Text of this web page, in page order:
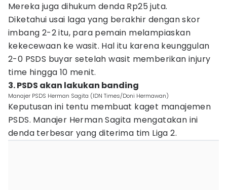
Mereka juga dihukum denda Rp25 juta.
Diketahui usai laga yang berakhir dengan skor
imbang 2-2 itu, para pemain melampiaskan
kekecewaan ke wasit. Hal itu karena keunggulan
2-0 PSDS buyar setelah wasit memberikan injury
time hingga 10 menit.
3. PSDS akan lakukan banding
Manajer PSDS Herman Sagita (IDN Times/Doni Hermawan)
Keputusan ini tentu membuat kaget manajemen
PSDS. Manajer Herman Sagita mengatakan ini
denda terbesar yang diterima tim Liga 2.